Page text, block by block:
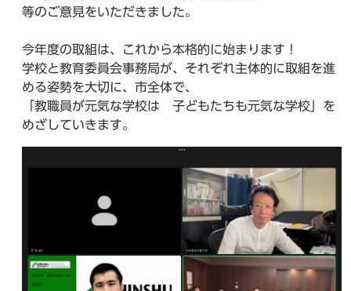
等のご意見をいただきました。
今年度の取組は、これから本格的に始まります！
学校と教育委員会事務局が、それぞれ主体的に取組を進
める姿勢を大切に、市全体で、
「教職員が元気な学校は 子どもたちも元気な学校」を
めざしていきます。